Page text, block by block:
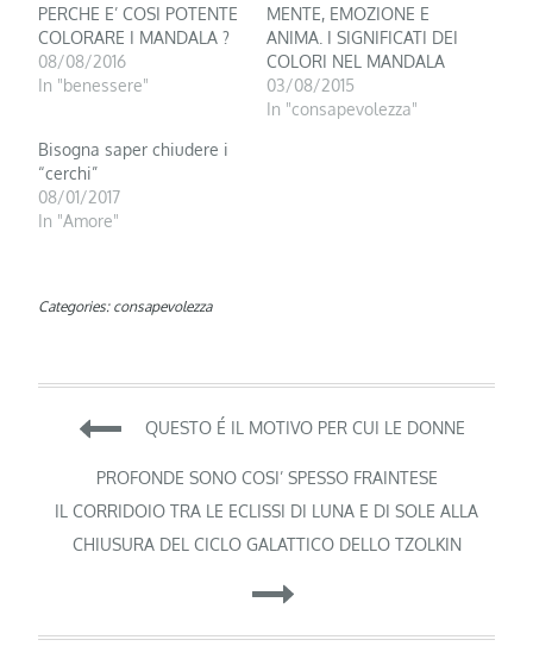
PERCHE E’ COSI POTENTE
COLORARE I MANDALA ?
08/08/2016
In "benessere"
MENTE, EMOZIONE E
ANIMA. I SIGNIFICATI DEI
COLORI NEL MANDALA
03/08/2015
In "consapevolezza"
Bisogna saper chiudere i
“cerchi”
08/01/2017
In "Amore"
Categories: consapevolezza
Navigazione
articoli
QUESTO É IL MOTIVO PER CUI LE DONNE
PROFONDE SONO COSI’ SPESSO FRAINTESE
IL CORRIDOIO TRA LE ECLISSI DI LUNA E DI SOLE ALLA
CHIUSURA DEL CICLO GALATTICO DELLO TZOLKIN